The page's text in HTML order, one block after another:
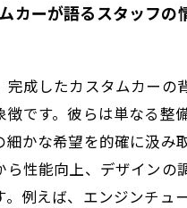
カーが語るスタッフの
完成したカスタムカーの
徴です。彼らは単なる整
細かな希望を的確に汲み
ら性能向上、デザインの
。例えば、エンジンチュ